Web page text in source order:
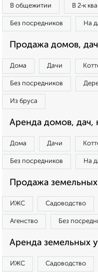
В общежитии В 2‑к
Без посредников На
Продажа домов,
Дома Дачи
Без посредников
Из бруса
Аренда домов, дач,
Дома Дачи
Без посредников На
Продажа земельных
ИЖС Садоводство
Агенство Без
Аренда земельных
ИЖС Садоводство